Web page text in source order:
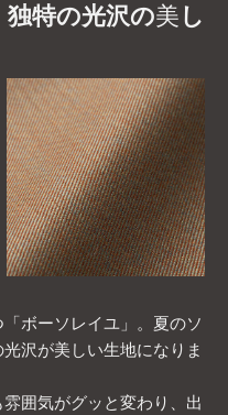
特の光沢の美 し
ボーソレイユ」。夏のソ
沢が美しい生地になりま
囲気がグッと変わり、出